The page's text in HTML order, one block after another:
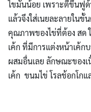
ไขมันน้อย เพราะตีขึ้นฟู
แล้วจึงใส่เนยละลายในขั้
คุณภาพของไข่ที่ต้อง สด
เค้ก ที่มีการแต่งหน้าเค้ก
ผสมอื่นเลย ลักษณะของ
เค้ก ขนมไข่ โรลช้อกโก